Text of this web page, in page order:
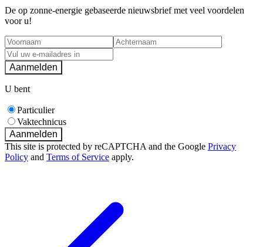
De op zonne-energie gebaseerde nieuwsbrief met veel voordelen
voor u!
Aanmelden
U bent
Particulier
Vaktechnicus
Aanmelden
This site is protected by reCAPTCHA and the Google Privacy
Policy and Terms of Service apply.